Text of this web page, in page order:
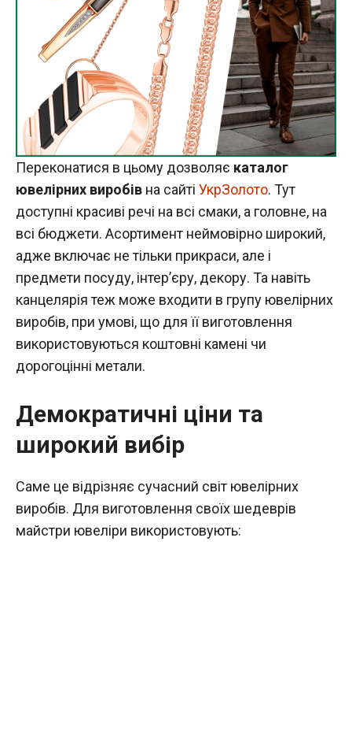
Переконатися в цьому дозволяє каталог
ювелірних виробів на сайті УкрЗолото. Тут
доступні красиві речі на всі смаки, а головне, на
всі бюджети. Асортимент неймовірно широкий,
адже включає не тільки прикраси, але і
предмети посуду, інтер’єру, декору. Та навіть
канцелярія теж може входити в групу ювелірних
виробів, при умові, що для її виготовлення
використовуються коштовні камені чи
дорогоцінні метали.
Демократичні ціни та
широкий вибір
Саме це відрізняє сучасний світ ювелірних
виробів. Для виготовлення своїх шедеврів
майстри ювеліри використовують: